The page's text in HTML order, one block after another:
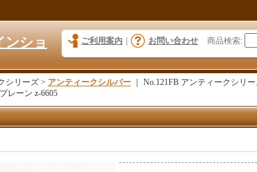
ンショ
ご利用案内 お問い合わせ 商品検索:
シリーズ > アンティークシルバー
No.121FB アンティークシリ
レーン z-6605